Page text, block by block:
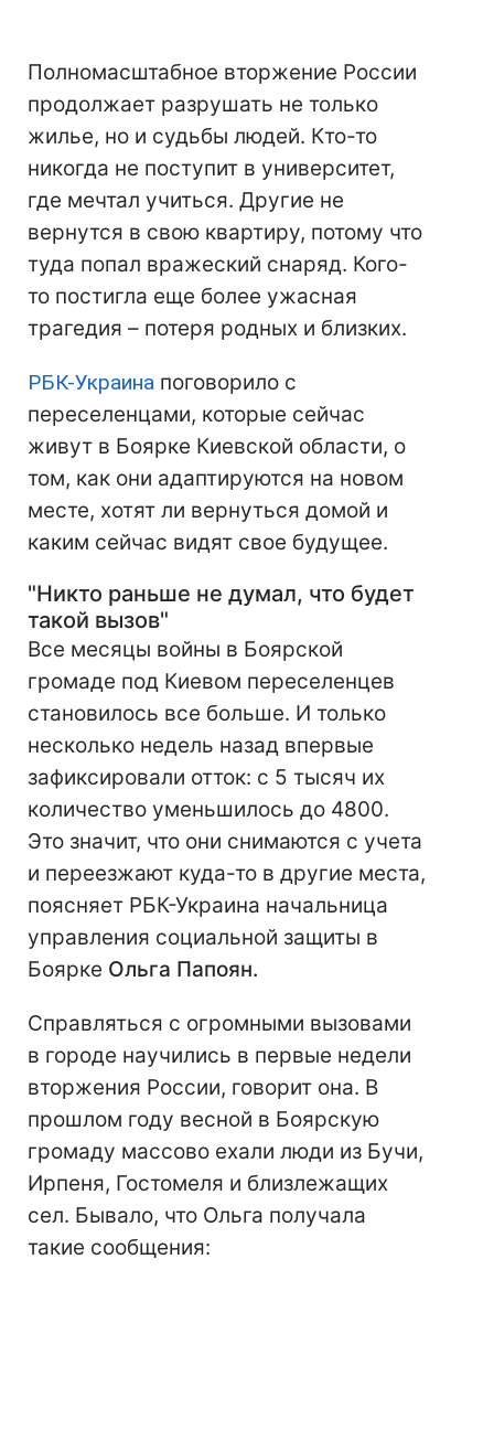
Полномасштабное вторжение России
продолжает разрушать не только
жилье, но и судьбы людей. Кто-то
никогда не поступит в университет,
где мечтал учиться. Другие не
вернутся в свою квартиру, потому что
туда попал вражеский снаряд. Кого-
то постигла еще более ужасная
трагедия – потеря родных и близких.
РБК-Украина поговорило с
переселенцами, которые сейчас
живут в Боярке Киевской области, о
том, как они адаптируются на новом
месте, хотят ли вернуться домой и
каким сейчас видят свое будущее.
"Никто раньше не думал, что будет
такой вызов"
Все месяцы войны в Боярской
громаде под Киевом переселенцев
становилось все больше. И только
несколько недель назад впервые
зафиксировали отток: с 5 тысяч их
количество уменьшилось до 4800.
Это значит, что они снимаются с учета
и переезжают куда-то в другие места,
поясняет РБК-Украина начальница
управления социальной защиты в
Боярке Ольга Папоян.
Справляться с огромными вызовами
в городе научились в первые недели
вторжения России, говорит она. В
прошлом году весной в Боярскую
громаду массово ехали люди из Бучи,
Ирпеня, Гостомеля и близлежащих
сел. Бывало, что Ольга получала
такие сообщения: